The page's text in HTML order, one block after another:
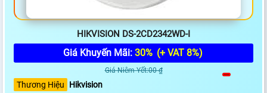
HIKVISION DS-2CD2342WD-I
Giá Khuyến Mãi: 30% (+ VAT 8%)
Giá Niêm Yết:00 ₫
Thương Hiệu
Hikvision